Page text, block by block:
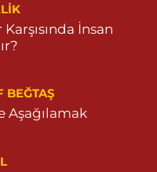
NO:36 A 05380544155
04825912517
İnsan
BEĞTAŞ
Aşağılamak